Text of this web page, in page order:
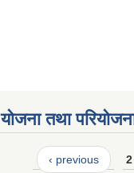
योजना तथा
‹ previous